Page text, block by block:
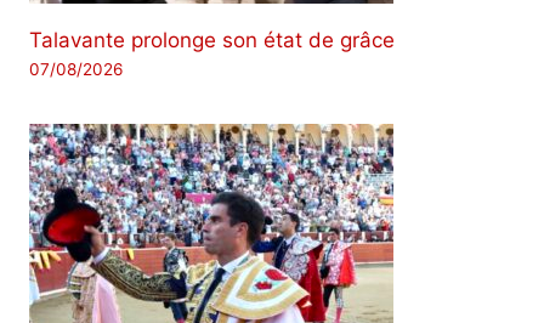
Talavante prolonge son état de grâce
07/08/2026